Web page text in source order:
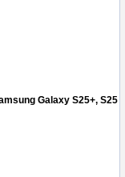
Galaxy S25+, S25